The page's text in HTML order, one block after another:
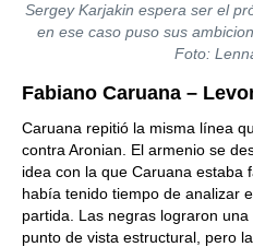
Sergey Karjakin espera ser el
en ese caso puso sus
Foto:
Fabiano Caruana –
Caruana repitió la misma línea
contra Aronian. El armenio se
idea con la que Caruana estaba
había tenido tiempo de analizar
partida. Las negras lograron
punto de vista estructural, pero